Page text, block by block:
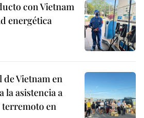
con Vietnam
energética
de Vietnam en
la asistencia a
terremoto en